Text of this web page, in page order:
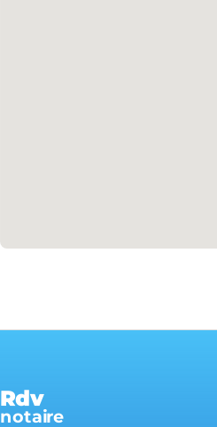
notaire
Rdv